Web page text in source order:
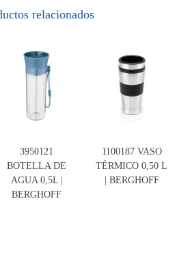
relacionados
3950121
BOTELLA DE
AGUA 0,5L |
BERGHOFF
1100187 VASO
TÉRMICO 0,50 L
| BERGHOFF